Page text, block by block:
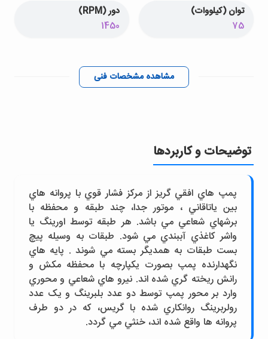
توان (کیلووات)
75
دور (RPM)
1450
مشاهده مشخصات فنی
توضیحات و کاربردها
پمپ هاي افقي گريز از مرکز فشار قوي با پروانه هاي
بين ياتاقاني ، موتور جدا، چند طبقه و محفظه با
برشهاي شعاعي مي باشد. هر طبقه توسط اورينگ يا
واشر کاغذي آببندي مي شود. طبقات به وسيله پيچ
بست طبقات به همديگر بسته مي شوند . پايه هاي
نگهدارنده پمپ بصورت يکپارچه با محفظه مکش و
رانش ريخته گري شده اند. نيرو هاي شعاعي و محوري
وارد بر محور پمپ توسط دو عدد بلبرينگ و يک عدد
رولربرينگ روانکاري شده با گريس، که در دو طرف
پروانه ها واقع شده اند، خنثي مي گردد.